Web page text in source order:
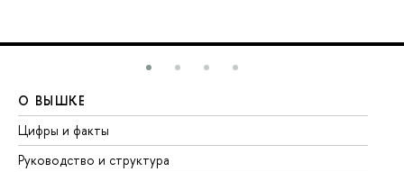
О ВЫШКЕ
Цифры и факты
Руководство и структура